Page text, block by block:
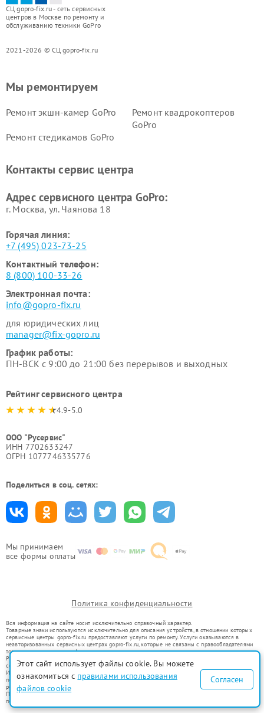
СЦ gopro-fix.ru - сеть сервисных
центров в Москве по ремонту и
обслуживанию техники GoPro
2021-2026 © СЦ gopro-fix.ru
Мы принимаем
все формы оплаты
Мы ремонтируем
Ремонт экшн-камер GoPro
Ремонт квадрокоптеров
GoPro
Ремонт стедикамов GoPro
Контакты сервис центра
Адрес сервисного центра GoPro:
г. Москва, ул. Чаянова 18
Горячая линия:
+7 (495) 023-73-25
Контактный телефон:
8 (800) 100-33-26
Электронная почта:
info@gopro-fix.ru
для юридических лиц
manager@fix-gopro.ru
График работы:
ПН-ВСК с 9:00 до 21:00 без перерывов и выходных
Рейтинг сервисного центра
4.9-5.0
ООО "Русервис"
ИНН 7702633247
ОГРН 1077746335776
Поделиться в соц. сетях:
Политика конфиденциальности
Вся информация на сайте носит исключительно справочный характер.
Товарные знаки используются исключительно для описания устройств, в отношении которых
сервисные центры gopro-fix.ru предоставляют услуги по ремонту. Услуги оказываются в
неавторизованных сервисных центрах gopro-fix.ru, которые не связаны с правообладателями
товарных знаков или их официальными представителями.
Ремонт осуществляется для устройств, уже введенных в гражданский оборот в соответствии
со статьей 1487 ГК РФ.
Использование товарных знаков не преследует цели индивидуализации услуг или введения
потребителей в заблуждение, а служит для информирования о предоставляемых услугах по
ремонту техники указанных брендов.
Представленная на сайте информация не является публичной офертой, определяемой
положениями Статьи 437(2) Гражданского кодекса РФ
Этот сайт использует файлы cookie. Вы можете
ознакомиться с правилами использования
файлов cookie
Согласен